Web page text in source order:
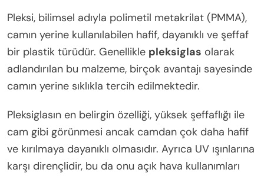
Pleksi, bilimsel adıyla polimetil metakrilat (PMMA),
camın yerine kullanılabilen hafif, dayanıklı ve şeffaf
bir plastik türüdür. Genellikle pleksiglas olarak
adlandırılan bu malzeme, birçok avantajı sayesinde
camın yerine sıklıkla tercih edilmektedir.
Pleksiglasın en belirgin özelliği, yüksek şeffaflığı ile
cam gibi görünmesi ancak camdan çok daha hafif
ve kırılmaya dayanıklı olmasıdır. Ayrıca UV ışınlarına
karşı dirençlidir, bu da onu açık hava kullanımları